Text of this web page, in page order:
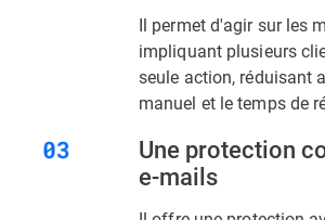
Il permet d'agir sur les
impliquant plusieurs
seule action, réduisant
manuel et le temps de
Une protection
e-mails